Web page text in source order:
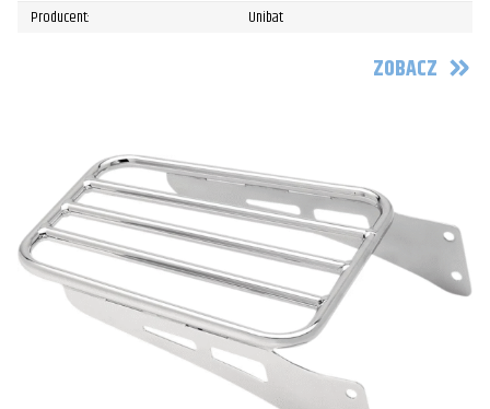
Producent:
Unibat
ZOBACZ